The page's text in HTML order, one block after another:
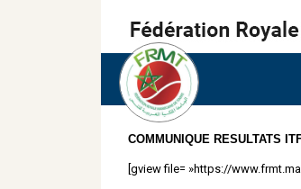
COMMUNIQUE RESULTATS
[gview file= »https://